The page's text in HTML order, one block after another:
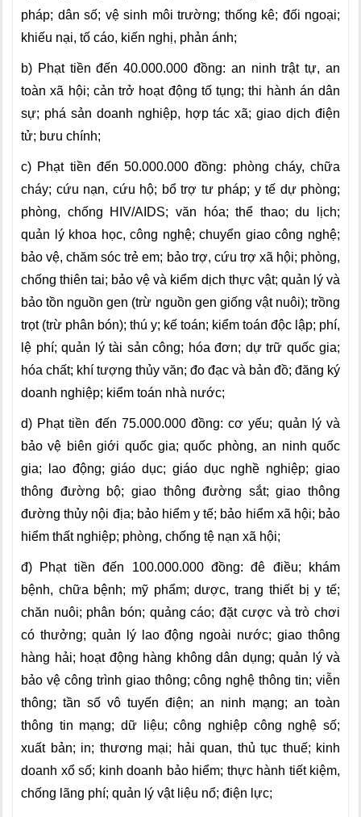
pháp; dân số; vệ sinh môi trường; thống kê; đối ngoại;
khiếu nại, tố cáo, kiến nghị, phản ánh;
b) Phạt tiền đến 40.000.000 đồng: an ninh trật tự, an
toàn xã hội; cản trở hoạt động tố tụng; thi hành án dân
sự; phá sản doanh nghiệp, hợp tác xã; giao dịch điện
tử; bưu chính;
c) Phạt tiền đến 50.000.000 đồng: phòng cháy, chữa
cháy; cứu nạn, cứu hộ; bổ trợ tư pháp; y tế dự phòng;
phòng, chống HIV/AIDS; văn hóa; thể thao; du lịch;
quản lý khoa học, công nghệ; chuyển giao công nghệ;
bảo vệ, chăm sóc trẻ em; bảo trợ, cứu trợ xã hội; phòng,
chống thiên tai; bảo vệ và kiểm dịch thực vật; quản lý và
bảo tồn nguồn gen (trừ nguồn gen giống vật nuôi); trồng
trọt (trừ phân bón); thú y; kế toán; kiểm toán độc lập; phí,
lệ phí; quản lý tài sản công; hóa đơn; dự trữ quốc gia;
hóa chất; khí tượng thủy văn; đo đạc và bản đồ; đăng ký
doanh nghiệp; kiểm toán nhà nước;
d) Phạt tiền đến 75.000.000 đồng: cơ yếu; quản lý và
bảo vệ biên giới quốc gia; quốc phòng, an ninh quốc
gia; lao động; giáo dục; giáo dục nghề nghiệp; giao
thông đường bộ; giao thông đường sắt; giao thông
đường thủy nội địa; bảo hiểm y tế; bảo hiểm xã hội; bảo
hiểm thất nghiệp; phòng, chống tệ nạn xã hội;
đ) Phạt tiền đến 100.000.000 đồng: đê điều; khám
bệnh, chữa bệnh; mỹ phẩm; dược, trang thiết bị y tế;
chăn nuôi; phân bón; quảng cáo; đặt cược và trò chơi
có thưởng; quản lý lao động ngoài nước; giao thông
hàng hải; hoạt động hàng không dân dụng; quản lý và
bảo vệ công trình giao thông; công nghệ thông tin; viễn
thông; tần số vô tuyến điện; an ninh mạng; an toàn
thông tin mạng; dữ liệu; công nghiệp công nghệ số;
xuất bản; in; thương mại; hải quan, thủ tục thuế; kinh
doanh xổ số; kinh doanh bảo hiểm; thực hành tiết kiệm,
chống lãng phí; quản lý vật liệu nổ; điện lực;